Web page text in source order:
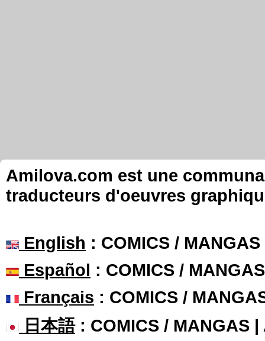
Amilova.com est une
traducteurs d'oeuvres
English : COMICS /
Español : COMICS /
Français : COMICS /
日本語: COMICS / MANGAS |